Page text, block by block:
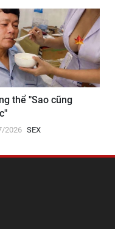
thể "Sao cũng
2026 SEX